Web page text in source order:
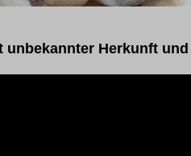
unbekannter Herkunft